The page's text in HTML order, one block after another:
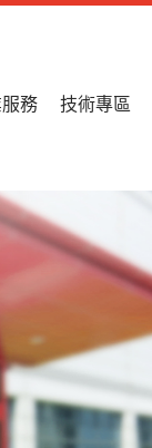
技術專區
務